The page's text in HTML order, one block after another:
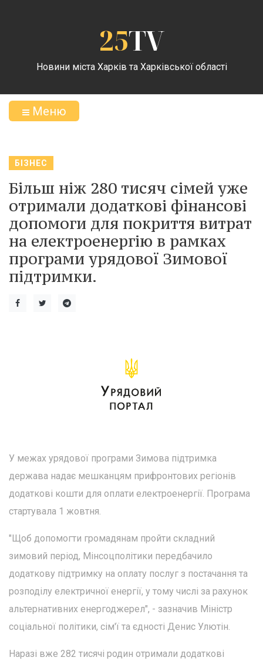
25TV
Новини міста Харків та Харківської області
Меню
БІЗНЕС
Більш ніж 280 тисяч сімей уже
отримали додаткові фінансові
допомоги для покриття витрат
на електроенергію в рамках
програми урядової Зимової
підтримки.
У межах урядової програми Зимова підтримка
держава надає мешканцям прифронтових регіонів
додаткові кошти для оплати електроенергії. Програма
стартувала 1 жовтня.
"Щоб допомогти громадянам пройти складний
зимовий період, Мінсоцполітики передбачило
додаткову підтримку на оплату послуг з постачання та
розподілу електричної енергії, у тому числі за рахунок
альтернативних енергоджерел", - зазначив Міністр
соціальної політики, сім'ї та єдності Денис Улютін.
Наразі вже 282 тисячі родин отримали додаткові